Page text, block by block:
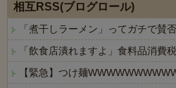
相互RSS(ブログロール)
「煮干しラーメン」ってガチで賛
「飲食店潰れますよ」食料品消費
【緊急】つけ麺